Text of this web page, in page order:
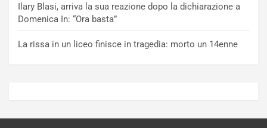
Ilary Blasi, arriva la sua reazione dopo la dichiarazione a
Domenica In: “Ora basta”
La rissa in un liceo finisce in tragedia: morto un 14enne